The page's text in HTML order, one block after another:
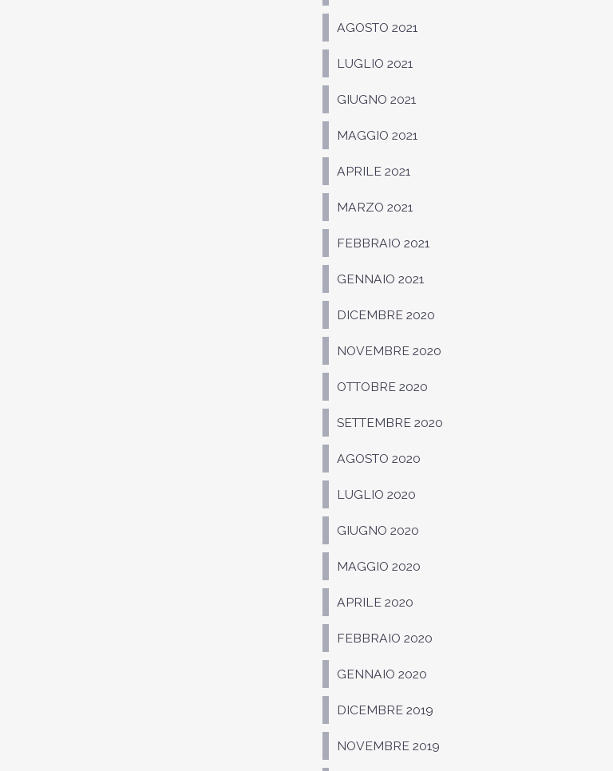
AGOSTO 2021
LUGLIO 2021
GIUGNO 2021
MAGGIO 2021
APRILE 2021
MARZO 2021
FEBBRAIO 2021
GENNAIO 2021
DICEMBRE 2020
NOVEMBRE 2020
OTTOBRE 2020
SETTEMBRE 2020
AGOSTO 2020
LUGLIO 2020
GIUGNO 2020
MAGGIO 2020
APRILE 2020
FEBBRAIO 2020
GENNAIO 2020
DICEMBRE 2019
NOVEMBRE 2019